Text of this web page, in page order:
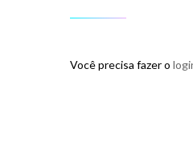
Você precisa fazer o